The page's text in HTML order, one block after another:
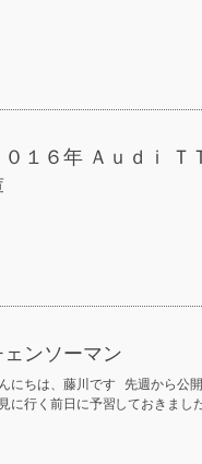
０１６年 Ａｕｄｉ
ェンソーマン
にちは、藤川です 先週から公
に行く前日に予習しておきま